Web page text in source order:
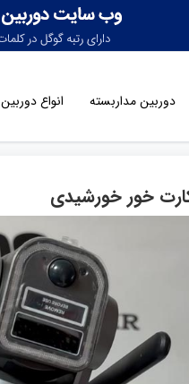
دوربین مداربسته انواع
خور خورشیدی